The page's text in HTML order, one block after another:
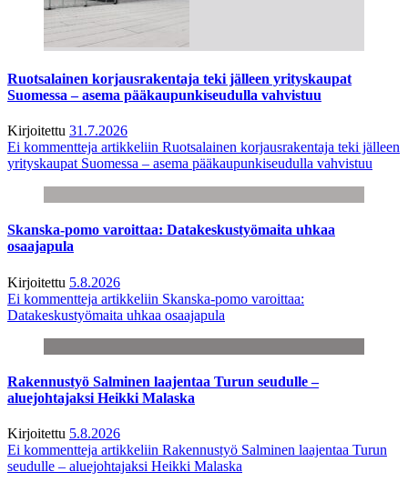
Ruotsalainen korjausrakentaja teki jälleen yrityskaupat
Suomessa – asema pääkaupunkiseudulla vahvistuu
Kirjoitettu 31.7.2026
Ei kommentteja artikkeliin Ruotsalainen korjausrakentaja teki jälleen
yrityskaupat Suomessa – asema pääkaupunkiseudulla vahvistuu
Skanska-pomo varoittaa: Datakeskustyömaita uhkaa
osaajapula
Kirjoitettu 5.8.2026
Ei kommentteja artikkeliin Skanska-pomo varoittaa:
Datakeskustyömaita uhkaa osaajapula
Rakennustyö Salminen laajentaa Turun seudulle –
aluejohtajaksi Heikki Malaska
Kirjoitettu 5.8.2026
Ei kommentteja artikkeliin Rakennustyö Salminen laajentaa Turun
seudulle – aluejohtajaksi Heikki Malaska